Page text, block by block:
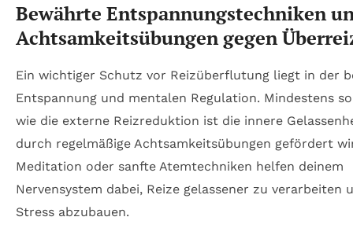
Bewährte Entspannungstechniken
Achtsamkeitsübungen gegen
Ein wichtiger Schutz vor Reizüberflutung liegt in der
Entspannung und mentalen Regulation. Mindestens
wie die externe Reizreduktion ist die innere
durch regelmäßige Achtsamkeitsübungen gefördert
Meditation oder sanfte Atemtechniken helfen deinem
Nervensystem dabei, Reize gelassener zu verarbeiten
Stress abzubauen.